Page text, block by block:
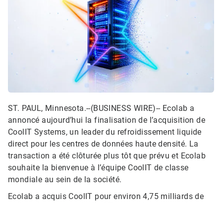
ST. PAUL, Minnesota.--(BUSINESS WIRE)-- Ecolab a
annoncé aujourd’hui la finalisation de l’acquisition de
CoolIT Systems, un leader du refroidissement liquide
direct pour les centres de données haute densité. La
transaction a été clôturée plus tôt que prévu et Ecolab
souhaite la bienvenue à l’équipe CoolIT de classe
mondiale au sein de la société.
Ecolab a acquis CoolIT pour environ 4,75 milliards de